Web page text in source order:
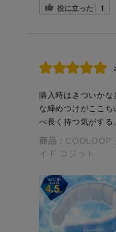
役に立った 1
購入時はきついかな
な締めつけがここ
べ長く持つ気がする
商品： COOLOOP
イド コジット